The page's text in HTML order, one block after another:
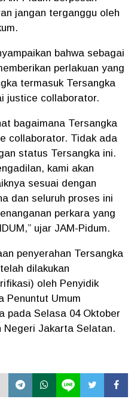
jangan terganggu oleh
bahwa sebagai
perlakuan yang
termasuk Tersangka
justice collaborator.
bagaimana Tersangka
collaborator. Tidak ada
status Tersangka ini.
kami akan
sesuai dengan
dan seluruh proses ini
perkara yang
ujar JAM-Pidum.
penyerahan Tersangka
dilakukan
oleh Penyidik
Penuntut Umum
pada Selasa 04 Oktober
Negeri Jakarta Selatan.